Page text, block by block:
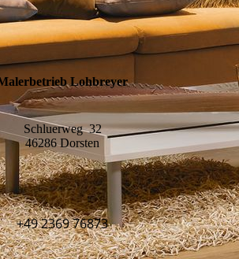
Lohbreyer
Schluerweg 32
46286 Dorsten
+49 2369 76873